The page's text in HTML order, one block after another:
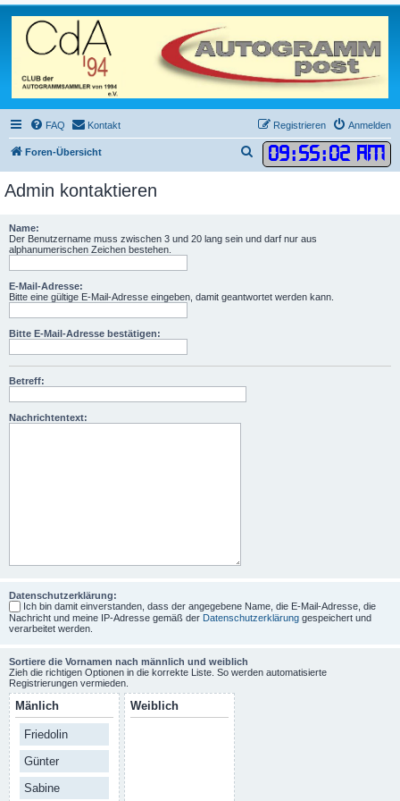
FAQ Kontakt Anmelden
Registrieren
Foren-Übersicht 09:55:02 AM
u
e
Admin kontaktieren
Name:
Der Benutzername muss zwischen 3 und 20 lang sein und darf nur aus
alphanumerischen Zeichen bestehen.
E-Mail-Adresse:
Bitte eine gültige E-Mail-Adresse eingeben, damit geantwortet werden kann.
Bitte E-Mail-Adresse bestätigen:
Betreff:
Nachrichtentext:
Datenschutzerklärung:
Ich bin damit einverstanden, dass der angegebene Name, die E-Mail-Adresse, die
Nachricht und meine IP-Adresse gemäß der Datenschutzerklärung gespeichert und
verarbeitet werden.
Sortiere die Vornamen nach männlich und weiblich
Zieh die richtigen Optionen in die korrekte Liste. So werden automatisierte
Registrierungen vermieden.
Mänlich
Friedolin
Günter
Sabine
Weiblich